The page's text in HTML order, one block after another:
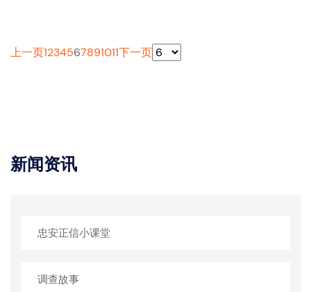
新闻资讯
忠安正信小课堂
调查故事
上一页1234567891011下一页